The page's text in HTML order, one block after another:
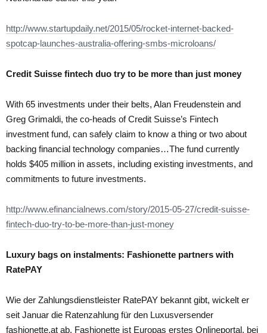
http://www.startupdaily.net/2015/05/rocket-internet-backed-
spotcap-launches-australia-offering-smbs-microloans/
Credit Suisse fintech duo try to be more than just money
With 65 investments under their belts, Alan Freudenstein and
Greg Grimaldi, the co-heads of Credit Suisse’s Fintech
investment fund, can safely claim to know a thing or two about
backing financial technology companies…The fund currently
holds $405 million in assets, including existing investments, and
commitments to future investments.
http://www.efinancialnews.com/story/2015-05-27/credit-suisse-
fintech-duo-try-to-be-more-than-just-money
Luxury bags on instalments: Fashionette partners with
RatePAY
Wie der Zahlungsdienstleister RatePAY bekannt gibt, wickelt er
seit Januar die Ratenzahlung für den Luxusversender
fashionette.at ab. Fashionette ist Europas erstes Onlineportal, bei